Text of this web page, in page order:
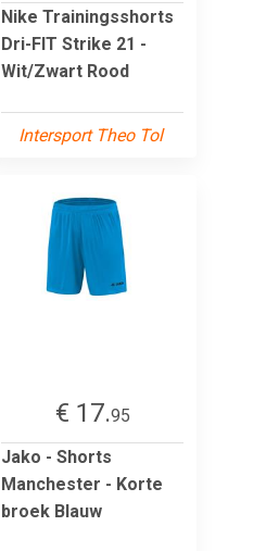
Nike Trainingsshorts
Dri-FIT Strike 21 -
Wit/Zwart Rood
Intersport Theo Tol
€ 17.95
Jako - Shorts
Manchester - Korte
broek Blauw